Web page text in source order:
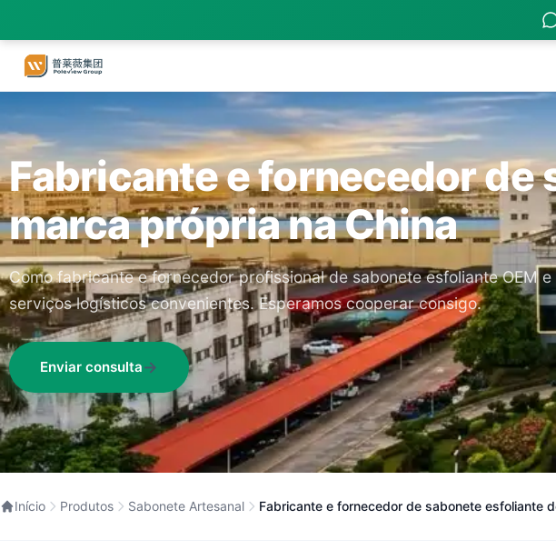
Fabricante e fornecedor de
marca própria na China
Como fabricante e fornecedor profissional de sabonete esfoliante OEM
serviços logísticos convenientes. Esperamos cooperar consigo.
Enviar consulta
Início Produtos Sabonete Artesanal Fabricante e fornecedor de sabonete esfoliante